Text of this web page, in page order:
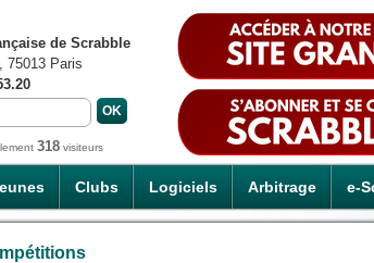
Clubs Logiciels Arbitrage e-
de Scrabble
75013 Paris
318 visiteurs